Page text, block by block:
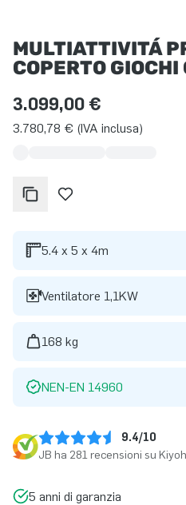
MULTIATTIVITÁ
COPERTO
3.099,00 €
3.780,78 € (IVA inclusa)
5.4 x 5 x 4m
Ventilatore 1,1KW
168 kg
NEN-EN 14960
9.4/10
JB ha 281 recensioni su Kiyoh
5 anni di garanzia